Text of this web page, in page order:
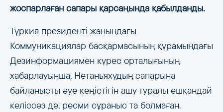
жоспарлаған сапары қарсаңында қабылданды.
Түркия президенті жанындағы
Коммуникациялар басқармасының құрамындағы
Дезинформациямен күрес орталығының
хабарлауынша, Нетаньяхудың сапарына
байланысты әуе кеңістігін ашу туралы ешқандай
келіссөз де, ресми сұраныс та болмаған.